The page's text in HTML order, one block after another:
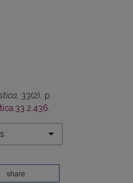
, 33(2), p.
share